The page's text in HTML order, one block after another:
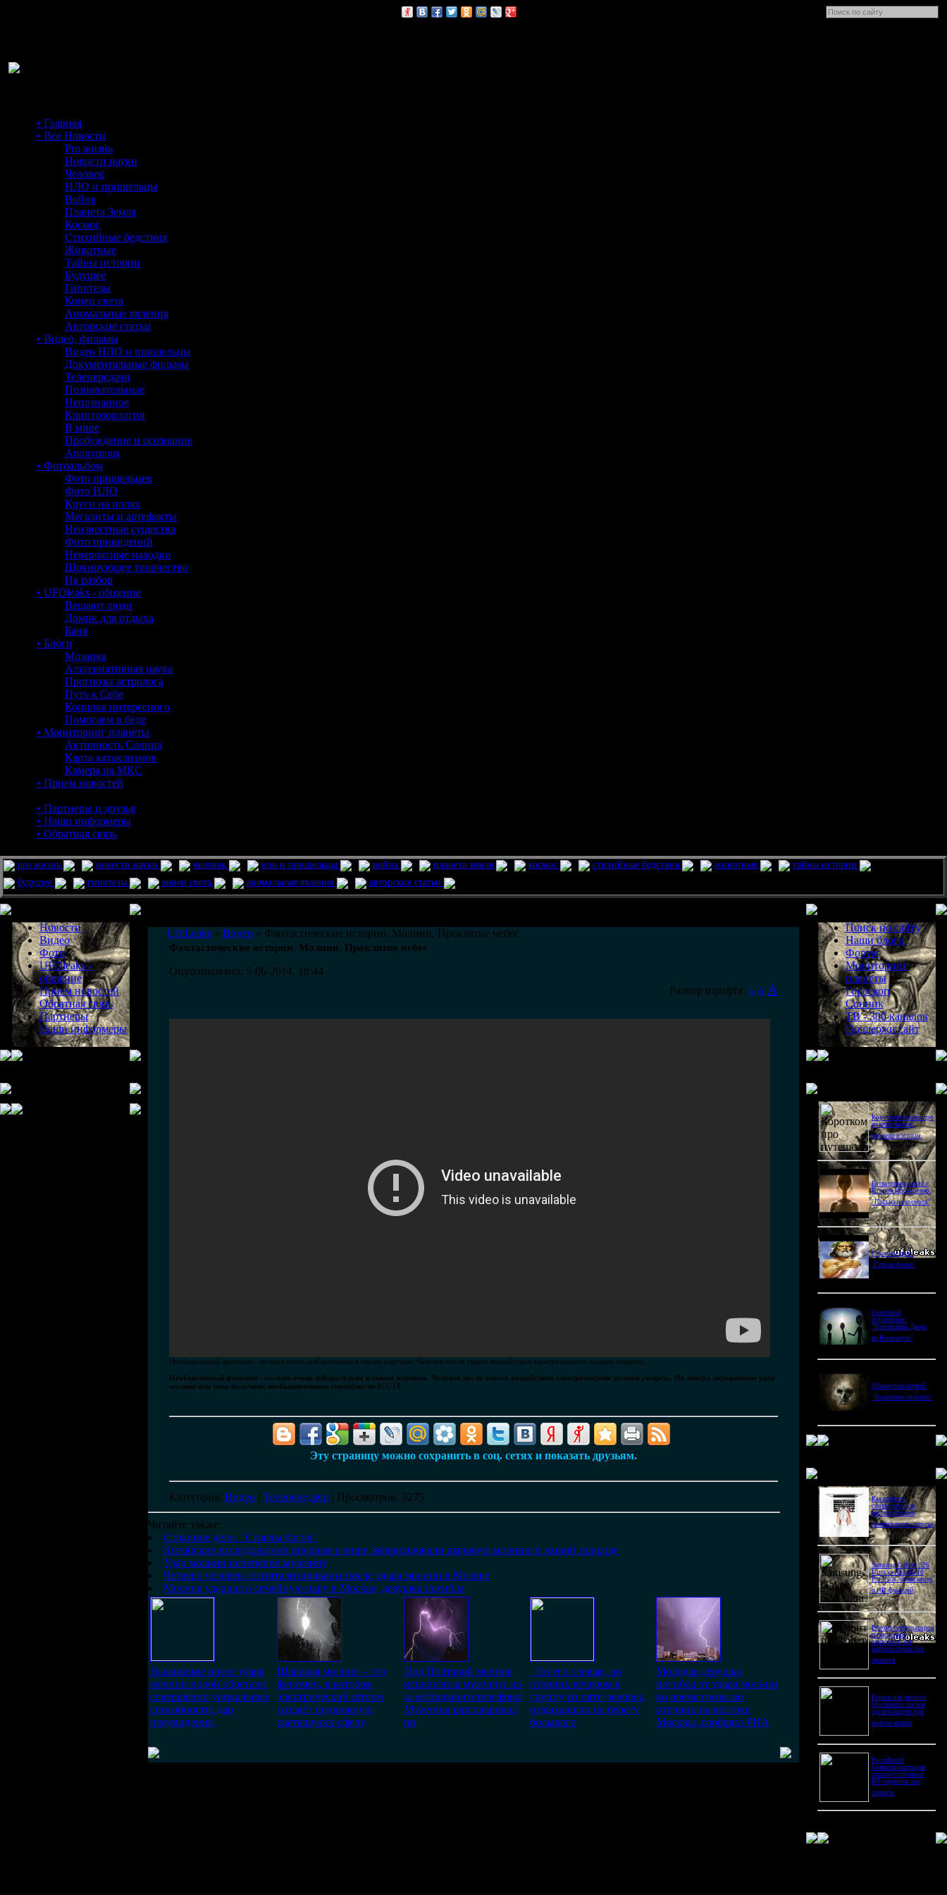
• Главная
• Все Новости
Pro жизнь
Новости науки
Человек
НЛО и пришельцы
Война
Планета Земля
Космос
Стихийные бедствия
Животные
Тайны истории
Будущее
Гипотезы
Конец света
Аномальные явления
Авторские статьи
• Видео, фильмы
Видео НЛО и пришельцы
Документальные фильмы
Телепередачи
Познавательные
Непознанное
Криптозоология
В мире
Пробуждение и осознание
Anonymous
• Фотоальбом
Фото пришельцев
Фото НЛО
Круги на полях
Мегалиты и артефакты
Неизвестные существа
Фото привидений
Невероятные находки
Шокирующее творчество
На разбор
• UFOleaks - общение
Вещают люди
Домик для отдыха
Баня
• Блоги
Мозаика
Альтернативная наука
Прогнозы астролога
Путь к Себе
Копилка интересного
Помогаем в беде
• Мониторинг планеты
Активность Солнца
Карта катаклизмов
Камера на МКС
• Прием новостей
• Партнеры и друзья
• Наши информеры
• Обратная связь
pro жизнь новости науки человек нло и пришельцы война планета земля космос стихийные бедствия животные
тайны истории
будущее
гипотезы конец света аномальные явления авторские статьи
Новости
Видео
Фото
UFOleaks -
общение
Прием новостей
Обратная связь
Партнеры
Наши информеры
UfoLeaks » Видео » Фантастические истории. Молнии. Проклятие небес
Фантастические истории. Молнии. Проклятие небес
Опубликовано: 5-06-2014, 18:44
Размер шрифта: A A A
Необъяснимый феномен - молния очень избирательна к своим жертвам. Человек после такого воздействия электроэнергии должен умереть.
Необъяснимый феномен - молния очень избирательна к своим жертвам. Человек после такого воздействия электроэнергии должен умереть. Но иногда пережившие удар
молнии или тока получают необыкновенные способности .$CUT$
Эту страницу можно сохранить в соц. сетях и показать друзьям.
Категория: Видео / Телепередачи | Просмотров: 3275
Читайте также:
Странное дело. "Стрелы богов"
Китайские исследователи впервые в мире зафиксировали шаровую молнию в живой природе
Удар молнии испепелил мужчину
Четверо человек госпитализированы после удара молнии в Москве
Молния ударила в семейную пару в Москве, девушка погибла
Выжившие после удара
молнии порой обретают
совершенно уникальные
способности: дар
предвидения,
Шаровая молния – это
феномен, в котором
электрический шторм
создаёт подвижную
светящуюся сферу,
Под Полтавой молния
испепелила мужчину из-
за мобильного телефона/
Мужчина разговаривал
по
По его словам, во
вторник вечером в
группу из пяти человек,
отдыхавших на берегу
большого
Молодая девушка
погибла от удара молнии
во время грозы во
вторник на востоке
Москвы, сообщил РИА
Поиск по сайту
Наши блоги
Форум
Мониторинг
планеты
Гороскоп
Сонник
ТВ - 300 каналов
Поддержи сайт
Короткометражка про
путешествия во
времени и эгоизм.
Битва цивилизаций с
Игорем Прокопенко.
"Письма из космоса"
Странное дело.
"Стрелы богов"
Секретные
территории.
"Пришельцы. Дверь
во Вселенную"
Обманутые наукой.
"Исцеление смертью"
Как выбрать
снотворное для
восстановления
режима после отпуска
Samsung Galaxy S26
Ultra vs Xiaomi 16
Pro Ultra: битва камер
и ИИ-функций
Ремонт перфораторов
и сварочных
аппаратов: как
выбрать сервис без
лишнего
Размер или чистота
бриллианта: на чем
сделать акцент при
выборе кольца
Российский
балансировщик для
отказоустойчивых
ИТ-сервисов: как
оценить